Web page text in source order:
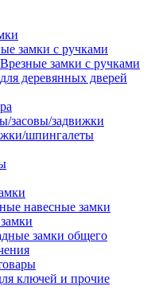
замки с ручками
Врезные замки с ручками
для деревянных дверей
засовы/задвижки
шпингалеты
навесные замки
замки общего
ключей и прочие